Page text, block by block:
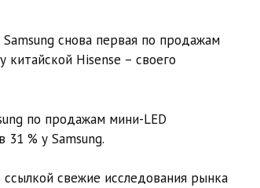
снова первая по продажам
китайской Hisense – своего
по продажам мини-LED
% у Samsung.
свежие исследования рынка